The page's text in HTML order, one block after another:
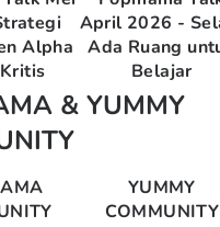
Alpha
April 2026 -
Ada Ruang
Belajar
& YUMMY
YUMMY
COMMUNITY